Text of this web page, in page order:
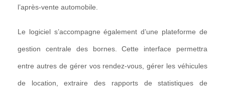
l’après-vente automobile.
Le logiciel s’accompagne également d’une plateforme de
gestion centrale des bornes. Cette interface permettra
entre autres de gérer vos rendez-vous, gérer les véhicules
de location, extraire des rapports de statistiques de